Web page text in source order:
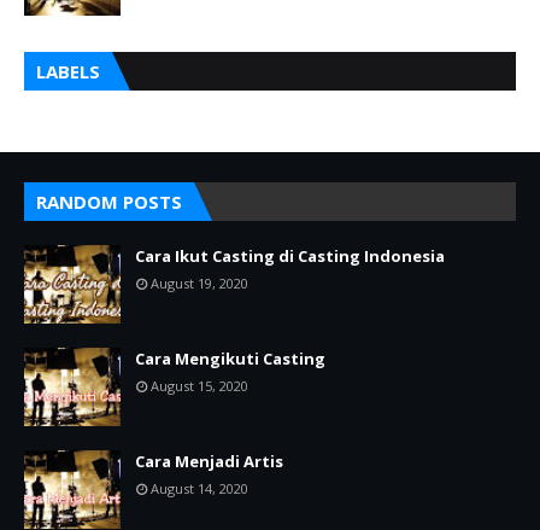
LABELS
RANDOM POSTS
Cara Ikut Casting di Casting Indonesia
August 19, 2020
Cara Mengikuti Casting
August 15, 2020
Cara Menjadi Artis
August 14, 2020